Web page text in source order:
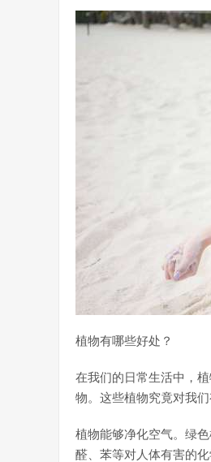
植物有哪些好处？
在我们的日常生活中，
物。这些植物究竟对我
植物能够净化空气。绿
醛、苯等对人体有害的